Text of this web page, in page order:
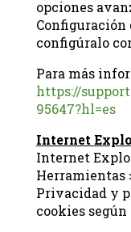
opciones
Configuración
configúralo
Para más
https://
95647?hl=es
Internet
Internet
Herramientas
Privacidad y
cookies